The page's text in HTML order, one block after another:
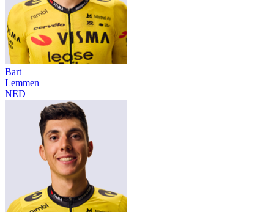
Bart
Lemmen
NED